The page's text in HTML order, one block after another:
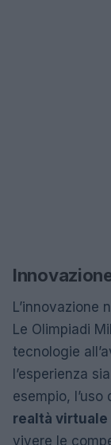
L’innovazione
Le Olimpiadi
tecnologie
l’esperienza
esempio, l’uso
realtà virtuale
vivere le